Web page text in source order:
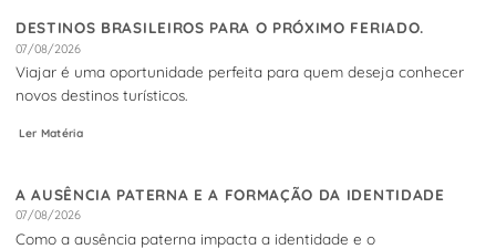
DESTINOS BRASILEIROS PARA O PRÓXIMO FERIADO.
07/08/2026
Viajar é uma oportunidade perfeita para quem deseja conhecer
novos destinos turísticos.
Ler Matéria
A AUSÊNCIA PATERNA E A FORMAÇÃO DA IDENTIDADE
07/08/2026
Como a ausência paterna impacta a identidade e o